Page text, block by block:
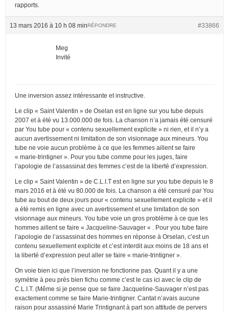
rapports.
13 mars 2016 à 10 h 08 min #33866
RÉPONDRE
Meg
Invité
Une inversion assez intéressante et instructive.
Le clip « Saint Valentin » de Oselan est en ligne sur you tube depuis
2007 et à été vu 13.000.000 de fois. La chanson n’a jamais été censuré
par You tube pour « contenu sexuellement explicite » ni rien, et il n’y a
aucun avertissement ni limitation de son visionnage aux mineurs. You
tube ne voie aucun problème à ce que les femmes aillent se faire
« marie-trintigner ». Pour you tube comme pour les juges, faire
l’apologie de l’assassinat des femmes c’est de la liberté d’expression.
Le clip « Saint Valentin » de C.L.I.T est en ligne sur you tube depuis le 8
mars 2016 et à été vu 80.000 de fois. La chanson a été censuré par You
tube au bout de deux jours pour « contenu sexuellement explicite » et il
a été remis en ligne avec un avertissement et une limitation de son
visionnage aux mineurs. You tube voie un gros problème à ce que les
hommes aillent se faire « Jacqueline-Sauvager « . Pour you tube faire
l’apologie de l’assassinat des hommes en réponse à Orselan, c’est un
contenu sexuellement explicite et c’est interdit aux moins de 18 ans et
la liberté d’expression peut aller se faire « marie-trintigner ».
On voie bien ici que l’inversion ne fonctionne pas. Quant il y a une
symétrie à peu près bien fichu comme c’est le cas ici avec le clip de
C.L.I.T. (Même si je pense que se faire Jacqueline-Sauvager n’est pas
exactement comme se faire Marie-trintigner. Cantat n’avais aucune
raison pour assassiné Marie Trintignant à part son attitude de pervers